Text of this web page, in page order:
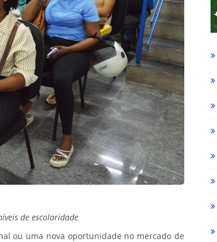
de escolaridade
ou uma nova oportunidade no mercado de